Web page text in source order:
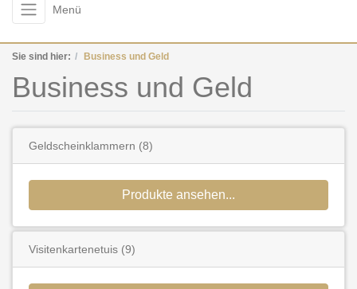
Menü
Sie sind hier: Business und Geld
Business und Geld
Geldscheinklammern (8)
Produkte ansehen...
Visitenkartenetuis (9)